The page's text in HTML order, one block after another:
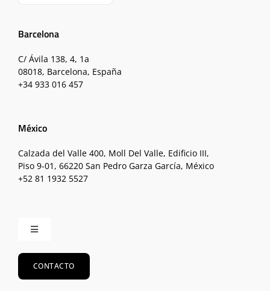
Barcelona
C/ Ávila 138, 4, 1a
08018, Barcelona, España
+34 933 016 457
México
Calzada del Valle 400, Moll Del Valle, Edificio III,
Piso 9-01, 66220 San Pedro Garza García, México
+52 81 1932 5527
Toggle
Inicio
CONTACTO